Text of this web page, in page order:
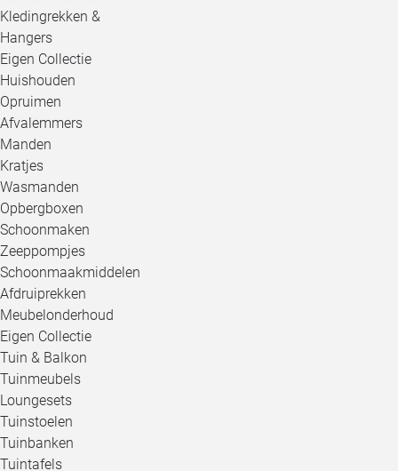
Kledingrekken &
Hangers
Eigen Collectie
Huishouden
Opruimen
Afvalemmers
Manden
Kratjes
Wasmanden
Opbergboxen
Schoonmaken
Zeeppompjes
Schoonmaakmiddelen
Afdruiprekken
Meubelonderhoud
Eigen Collectie
Tuin & Balkon
Tuinmeubels
Loungesets
Tuinstoelen
Tuinbanken
Tuintafels